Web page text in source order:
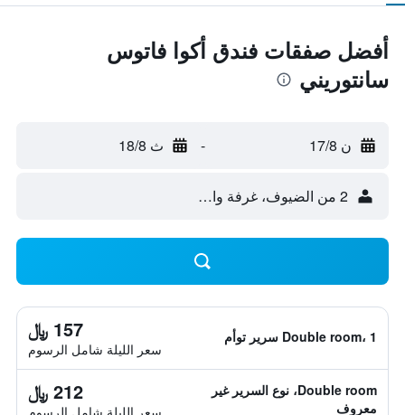
أفضل صفقات فندق أكوا فاتوس
سانتوريني
ن 17/8 - ث 18/8
2 من الضيوف، غرفة واحدة
Double room، 1 سرير توأم 157 ﷼
سعر الليلة شامل الرسوم
Double room، نوع السرير غير
معروف
212 ﷼
سعر الليلة شامل الرسوم